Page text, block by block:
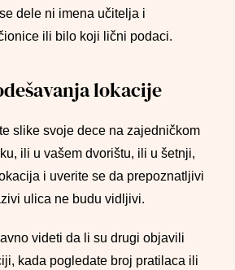
dele ni imena učitelja i
ili bilo koji lični podaci.
lokacije
slike svoje dece na zajedničkom
ili u vašem dvorištu, ili u šetnji,
i uverite se da prepoznatljivi
ulica ne budu vidljivi.
videti da li su drugi objavili
kada pogledate broj pratilaca ili